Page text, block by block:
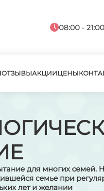
08:00 - 21:00
ОТЗЫВЫАКЦИИЦЕНЫ
для многих семей.
семье при
лет и желании